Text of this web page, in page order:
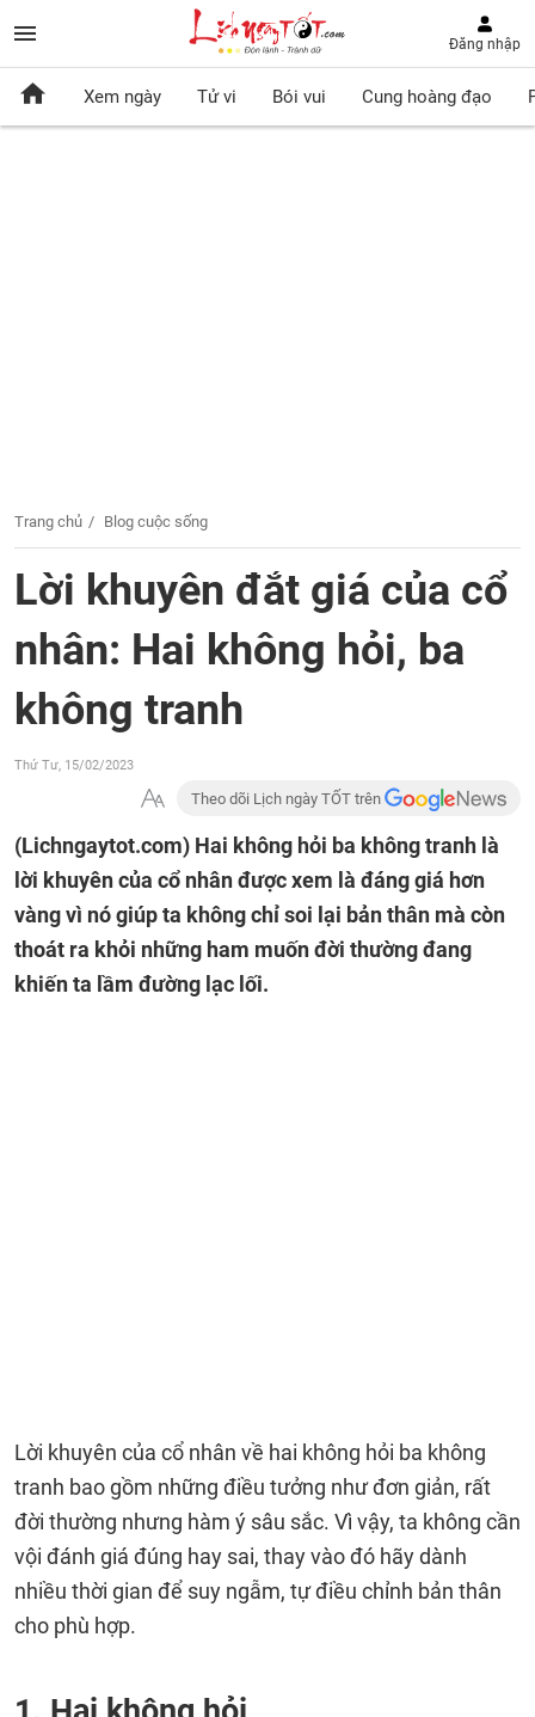
Đăng nhập
Xem ngày Tử vi Bói vui Cung hoàng đạo
Trang chủ Blog cuộc sống
Lời khuyên đắt giá của cổ
nhân: Hai không hỏi, ba
không tranh
Thứ Tư, 15/02/2023
Theo dõi Lịch ngày TỐT trên
(Lichngaytot.com) Hai không hỏi ba không tranh là
lời khuyên của cổ nhân được xem là đáng giá hơn
vàng vì nó giúp ta không chỉ soi lại bản thân mà còn
thoát ra khỏi những ham muốn đời thường đang
khiến ta lầm đường lạc lối.
Lời khuyên của cổ nhân về hai không hỏi ba không
tranh bao gồm những điều tưởng như đơn giản, rất
đời thường nhưng hàm ý sâu sắc. Vì vậy, ta không cần
vội đánh giá đúng hay sai, thay vào đó hãy dành
nhiều thời gian để suy ngẫm, tự điều chỉnh bản thân
cho phù hợp.